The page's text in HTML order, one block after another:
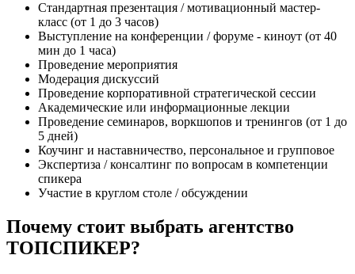
Стандартная презентация / мотивационный мастер-
класс (от 1 до 3 часов)
Выступление на конференции / форуме - киноут (от 40
мин до 1 часа)
Проведение мероприятия
Модерация дискуссий
Проведение корпоративной стратегической сессии
Академические или информационные лекции
Проведение семинаров, воркшопов и тренингов (от 1 до
5 дней)
Коучинг и наставничество, персональное и групповое
Экспертиза / консалтинг по вопросам в компетенции
спикера
Участие в круглом столе / обсуждении
Почему стоит выбрать агентство
ТОПСПИКЕР?